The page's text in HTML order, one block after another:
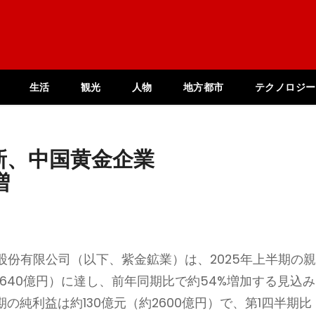
生活 観光 人物 地方都市 テクノロジー
中国黄金企業
有限公司（以下、紫金鉱業）は、2025年上半期の親
億円）に達し、前年同期比で約54%増加する見込み
純利益は約130億元（約2600億円）で、第1四半期比